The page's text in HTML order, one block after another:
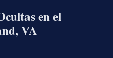
en el
VA